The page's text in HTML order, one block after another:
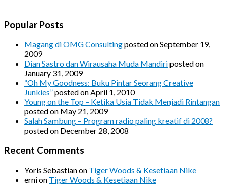
Popular Posts
Magang di OMG Consultingposted on September 19,
2009
Dian Sastro dan Wirausaha Muda Mandiriposted on
January 31, 2009
“Oh My Goodness: Buku Pintar Seorang Creative
Junkies”posted on April 1, 2010
Young on the Top – Ketika Usia Tidak Menjadi Rintangan
posted on May 21, 2009
Salah Sambung – Program radio paling kreatif di 2008?
posted on December 28, 2008
Recent Comments
Yoris Sebastianon Tiger Woods & Kesetiaan Nike
ernion Tiger Woods & Kesetiaan Nike